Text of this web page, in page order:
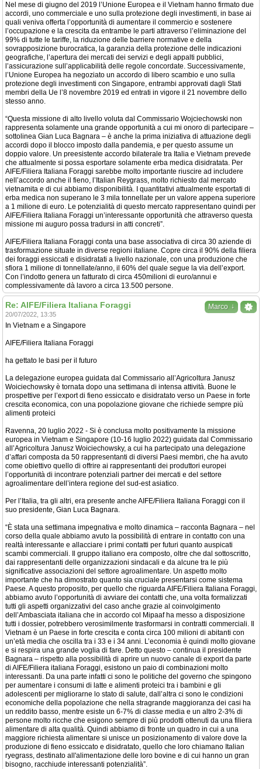
Nel mese di giugno del 2019 l’Unione Europea e il Vietnam hanno firmato due
accordi, uno commerciale e uno sulla protezione degli investimenti, in base ai
quali veniva offerta l’opportunità di aumentare il commercio e sostenere
l’occupazione e la crescita da entrambe le parti attraverso l’eliminazione del
99% di tutte le tariffe, la riduzione delle barriere normative e della
sovrapposizione burocratica, la garanzia della protezione delle indicazioni
geografiche, l’apertura dei mercati dei servizi e degli appalti pubblici,
l’assicurazione sull’applicabilità delle regole concordate. Successivamente,
l’Unione Europea ha negoziato un accordo di libero scambio e uno sulla
protezione degli investimenti con Singapore, entrambi approvati dagli Stati
membri della Ue l’8 novembre 2019 ed entrati in vigore il 21 novembre dello
stesso anno.
“Questa missione di alto livello voluta dal Commissario Wojciechowski non
rappresenta solamente una grande opportunità a cui mi onoro di partecipare –
sottolinea Gian Luca Bagnara – è anche la prima iniziativa di attuazione degli
accordi dopo il blocco imposto dalla pandemia, e per questo assume un
doppio valore. Un preesistente accordo bilaterale tra Italia e Vietnam prevede
che attualmente si possa esportare solamente erba medica disidratata. Per
AIFE/Filiera Italiana Foraggi sarebbe molto importante riuscire ad includere
nell’accordo anche il fieno, l’Italian Reygrass, molto richiesto dal mercato
vietnamita e di cui abbiamo disponibilità. I quantitativi attualmente esportati di
erba medica non superano le 3 mila tonnellate per un valore appena superiore
a 1 milione di euro. Le potenzialità di questo mercato rappresentano quindi per
AIFE/Filiera Italiana Foraggi un’interessante opportunità che attraverso questa
missione mi auguro possa tradursi in atti concreti”.
AIFE/Filiera Italiana Foraggi conta una base associativa di circa 30 aziende di
trasformazione situate in diverse regioni italiane. Copre circa il 90% della filiera
dei foraggi essiccati e disidratati a livello nazionale, con una produzione che
sfiora 1 milione di tonnellate/anno, il 60% del quale segue la via dell’export.
Con l’indotto genera un fatturato di circa 450milioni di euro/annui e
complessivamente dà lavoro a circa 13.500 persone.
Marco ↓
Re: AIFE/Filiera Italiana Foraggi
20/07/2022, 13:35
In Vietnam e a Singapore
AIFE/Filiera Italiana Foraggi
ha gettato le basi per il futuro
La delegazione europea guidata dal Commissario all’Agricoltura Janusz
Woiciechowsky è tornata dopo una settimana di intensa attività. Buone le
prospettive per l’export di fieno essiccato e disidratato verso un Paese in forte
crescita economica, con una popolazione giovane che richiede sempre più
alimenti proteici
Ravenna, 20 luglio 2022 - Si è conclusa molto positivamente la missione
europea in Vietnam e Singapore (10-16 luglio 2022) guidata dal Commissario
all’Agricoltura Janusz Woiciechowsky, a cui ha partecipato una delegazione
d’affari composta da 50 rappresentanti di diversi Paesi membri, che ha avuto
come obiettivo quello di offrire ai rappresentanti dei produttori europei
l’opportunità di incontrare potenziali partner dei mercati e del settore
agroalimentare dell’intera regione del sud-est asiatico.
Per l’Italia, tra gli altri, era presente anche AIFE/Filiera Italiana Foraggi con il
suo presidente, Gian Luca Bagnara.
“È stata una settimana impegnativa e molto dinamica – racconta Bagnara – nel
corso della quale abbiamo avuto la possibilità di entrare in contatto con una
realtà interessante e allacciare i primi contatti per futuri quanto auspicati
scambi commerciali. Il gruppo italiano era composto, oltre che dal sottoscritto,
dai rappresentanti delle organizzazioni sindacali e da alcune tra le più
significative associazioni del settore agroalimentare. Un aspetto molto
importante che ha dimostrato quanto sia cruciale presentarsi come sistema
Paese. A questo proposito, per quello che riguarda AIFE/Filiera Italiana Foraggi,
abbiamo avuto l’opportunità di avviare dei contatti che, una volta formalizzati
tutti gli aspetti organizzativi del caso anche grazie al coinvolgimento
dell’Ambasciata italiana che in accordo col Mipaaf ha messo a disposizione
tutti i dossier, potrebbero verosimilmente trasformarsi in contratti commerciali. Il
Vietnam è un Paese in forte crescita e conta circa 100 milioni di abitanti con
un’età media che oscilla tra i 33 e i 34 anni. L’economia è quindi molto giovane
e si respira una grande voglia di fare. Detto questo – continua il presidente
Bagnara – rispetto alla possibilità di aprire un nuovo canale di export da parte
di AIFE/Filiera italiana Foraggi, esistono un paio di combinazioni molto
interessanti. Da una parte infatti ci sono le politiche del governo che spingono
per aumentare i consumi di latte e alimenti proteici tra i bambini e gli
adolescenti per migliorarne lo stato di salute, dall’altra ci sono le condizioni
economiche della popolazione che nella stragrande maggioranza dei casi ha
un reddito basso, mentre esiste un 6-7% di classe media e un altro 2-3% di
persone molto ricche che esigono sempre di più prodotti ottenuti da una filiera
alimentare di alta qualità. Quindi abbiamo di fronte un quadro in cui a una
maggiore richiesta alimentare si unisce un posizionamento di valore dove la
produzione di fieno essiccato e disidratato, quello che loro chiamano Italian
ryegrass, destinato all'alimentazione delle loro bovine e di cui hanno un gran
bisogno, racchiude interessanti potenzialità”.